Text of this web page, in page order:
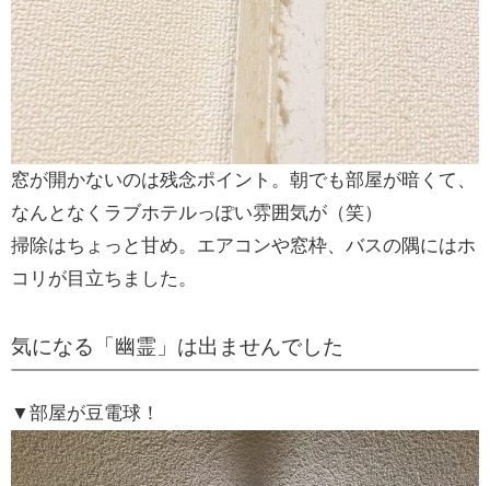
窓が開かないのは残念ポイント。朝でも部屋が暗くて、
なんとなくラブホテルっぽい雰囲気が（笑）
掃除はちょっと甘め。エアコンや窓枠、バスの隅にはホ
コリが目立ちました。
気になる「幽霊」は出ませんでした
▼部屋が豆電球！